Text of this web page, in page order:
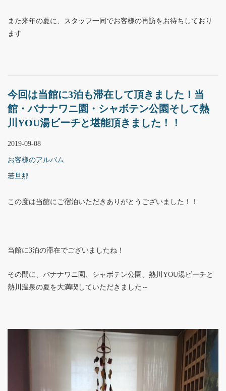
また来年の夏に、スタッフ一同でお客様の再訪をお待ちしており
ます
今回は当館に3泊も滞在して頂きました！当
館・バナナワニ園・シャボテン公園そして熱
川YOU湯ビーチと堪能頂きました！！
2019-09-08
お客様のアルバム
若旦那
この度は当館にご宿泊いただきありがとうございました！！
当館に3泊の滞在でございましたね！
その間に、バナナワニ園、シャボテン公園、熱川YOU湯ビーチと
熱川温泉の夏を大満喫していただきました～